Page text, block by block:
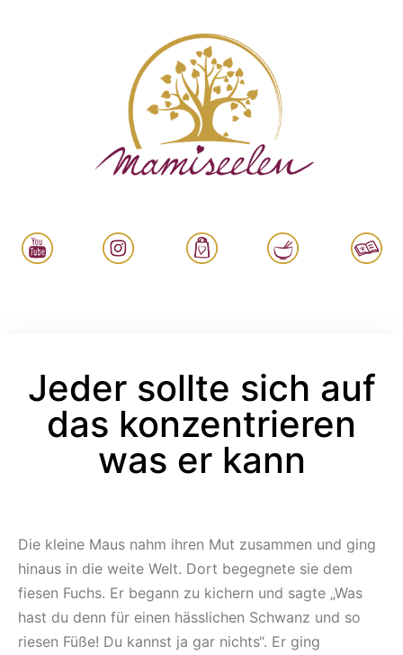
Jeder sollte sich auf
das konzentrieren
was er kann
Die kleine Maus nahm ihren Mut zusammen und ging
hinaus in die weite Welt. Dort begegnete sie dem
fiesen Fuchs. Er begann zu kichern und sagte „Was
hast du denn für einen hässlichen Schwanz und so
riesen Füße! Du kannst ja gar nichts“. Er ging